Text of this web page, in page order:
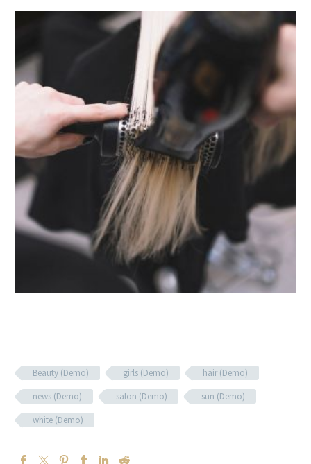
Beauty (Demo) girls (Demo)
hair (Demo)
news (Demo)
salon (Demo)
sun (Demo)
white (Demo)